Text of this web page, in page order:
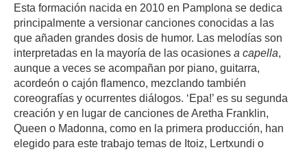
Esta formación nacida en 2010 en Pamplona se dedica
principalmente a versionar canciones conocidas a las
que añaden grandes dosis de humor. Las melodías son
interpretadas en la mayoría de las ocasiones a capella,
aunque a veces se acompañan por piano, guitarra,
acordeón o cajón flamenco, mezclando también
coreografías y ocurrentes diálogos. ‘Epa!’ es su segunda
creación y en lugar de canciones de Aretha Franklin,
Queen o Madonna, como en la primera producción, han
elegido para este trabajo temas de Itoiz, Lertxundi o